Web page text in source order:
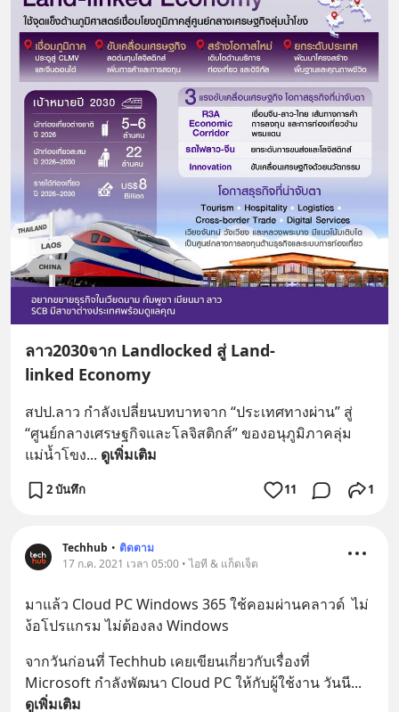
ลาว2030จาก Landlocked สู่ Land-
linked Economy
สปป.ลาว กำลังเปลี่ยนบทบาทจาก “ประเทศทางผ่าน” สู่
“ศูนย์กลางเศรษฐกิจและโลจิสติกส์” ของอนุภูมิภาคลุ่ม
แม่น้ำโขง... ดูเพิ่มเติม
2 บันทึก 11 1
Techhub • ติดตาม
17 ก.ค. 2021 เวลา 05:00 • ไอที & แก็ดเจ็ต
มาแล้ว Cloud PC Windows 365 ใช้คอมผ่านคลาวด์  ไม่
ง้อโปรแกรม ไม่ต้องลง Windows
จากวันก่อนที่ Techhub เคยเขียนเกี่ยวกับเรื่องที่
Microsoft กำลังพัฒนา Cloud PC ให้กับผู้ใช้งาน วันนี...
ดูเพิ่มเติม